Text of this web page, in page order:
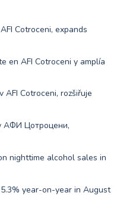
Cotroceni, expands
en AFI Cotroceni y amplía
Cotroceni, rozšiřuje
АФИ Цотроцени,
nighttime alcohol sales in
year-on-year in August